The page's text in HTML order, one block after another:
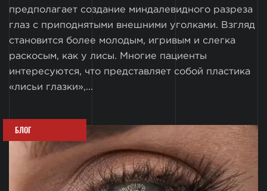
предполагает создание миндалевидного разреза
глаз с приподнятыми внешними уголками. Взгляд
становится более молодым, игривым и слегка
раскосым, как у лисы. Многие пациенты
интересуются, что представляет собой пластика
«лисьи глазки»,...
БЛОГ